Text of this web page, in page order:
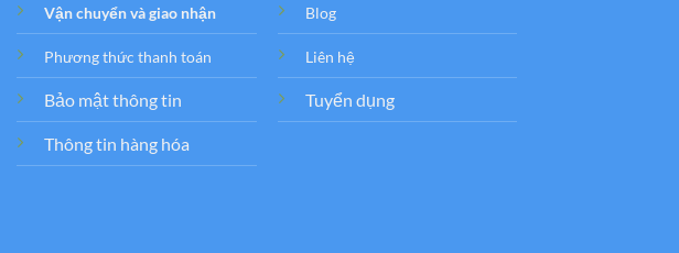
Vận chuyển và giao nhận
Phương thức thanh toán
Bảo mật thông tin
Thông tin hàng hóa
Blog
Liên hệ
Tuyển dụng